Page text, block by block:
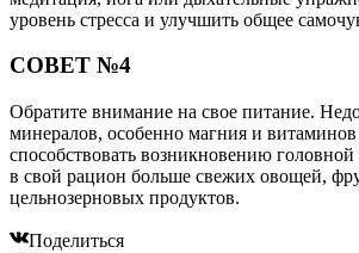
уровень стресса и улучшить общее
СОВЕТ №4
Обратите внимание на свое питание.
минералов, особенно магния и
способствовать возникновению
в свой рацион больше свежих овощей,
цельнозерновых продуктов.
Поделиться